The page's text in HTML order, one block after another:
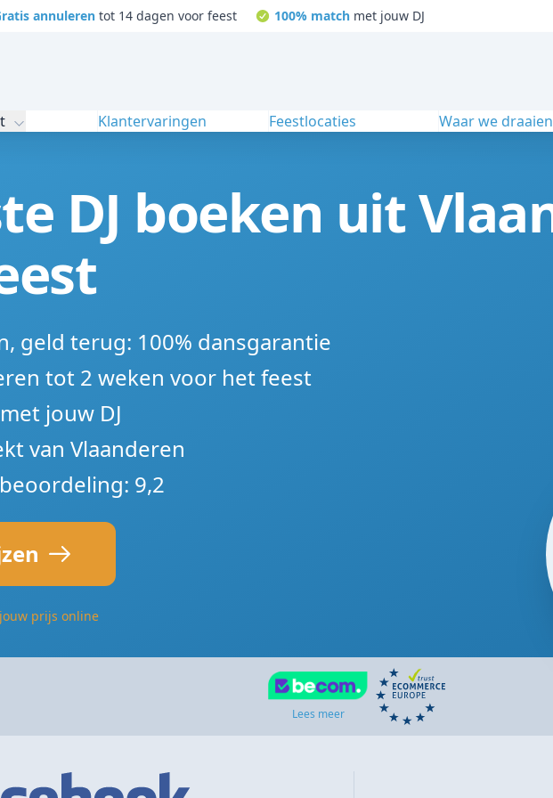
annuleren tot 14 dagen voor feest 100% matchmet jouw DJ
Klantervaringen Feestlocaties Waar we draaien
DJ boeken uit
geld terug: 100% dansgarantie
tot 2 weken voor het feest
jouw DJ
van Vlaanderen
9,2
prijs online
Lees meer